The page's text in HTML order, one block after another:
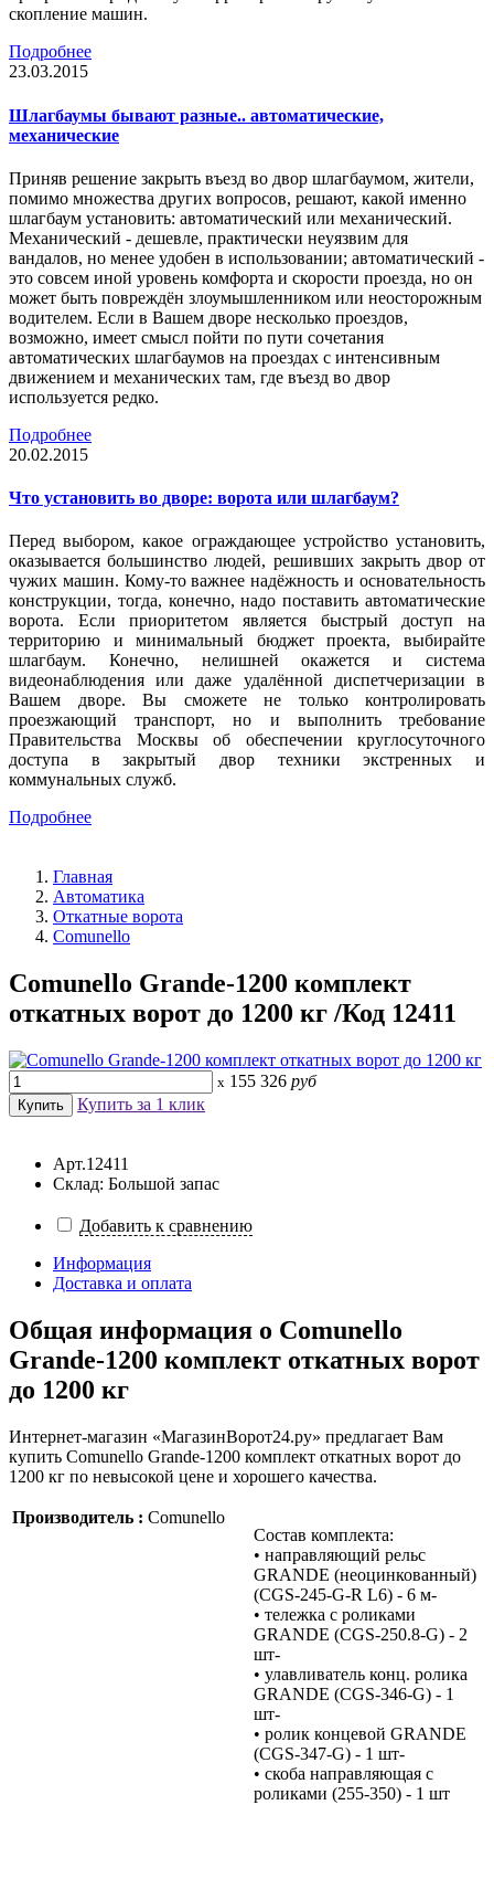
скопление машин.
Подробнее
23.03.2015
Шлагбаумы бывают разные.. автоматические,
механические
Приняв решение закрыть въезд во двор шлагбаумом, жители,
помимо множества других вопросов, решают, какой именно
шлагбаум установить: автоматический или механический.
Механический - дешевле, практически неуязвим для
вандалов, но менее удобен в использовании; автоматический -
это совсем иной уровень комфорта и скорости проезда, но он
может быть повреждён злоумышленником или неосторожным
водителем. Если в Вашем дворе несколько проездов,
возможно, имеет смысл пойти по пути сочетания
автоматических шлагбаумов на проездах с интенсивным
движением и механических там, где въезд во двор
используется редко.
Подробнее
20.02.2015
Что установить во дворе: ворота или шлагбаум?
Перед выбором, какое ограждающее устройство установить,
оказывается большинство людей, решивших закрыть двор от
чужих машин. Кому-то важнее надёжность и основательность
конструкции, тогда, конечно, надо поставить автоматические
ворота. Если приоритетом является быстрый доступ на
территорию и минимальный бюджет проекта, выбирайте
шлагбаум. Конечно, нелишней окажется и система
видеонаблюдения или даже удалённой диспетчеризации в
Вашем дворе. Вы сможете не только контролировать
проезжающий транспорт, но и выполнить требование
Правительства Москвы об обеспечении круглосуточного
доступа в закрытый двор техники экстренных и
коммунальных служб.
Подробнее
Главная
Автоматика
Откатные ворота
Comunello
Comunello Grande-1200 комплект
откатных ворот до 1200 кг /Код 12411
x 155 326 руб
Купить за 1 клик
Арт.12411
Склад: Большой запас
Добавить к сравнению
Информация
Доставка и оплата
Общая информация о Comunello
Grande-1200 комплект откатных ворот
до 1200 кг
Интернет-магазин «МагазинВорот24.ру» предлагает Вам
купить Comunello Grande-1200 комплект откатных ворот до
1200 кг по невысокой цене и хорошего качества.
Производитель : Comunello
Состав комплекта:
• направляющий рельс
GRANDE (неоцинкованный)
(CGS-245-G-R L6) - 6 м-
• тележка с роликами
GRANDE (CGS-250.8-G) - 2
шт-
• улавливатель конц. ролика
GRANDE (CGS-346-G) - 1
шт-
• ролик концевой GRANDE
(CGS-347-G) - 1 шт-
• скоба направляющая с
роликами (255-350) - 1 шт